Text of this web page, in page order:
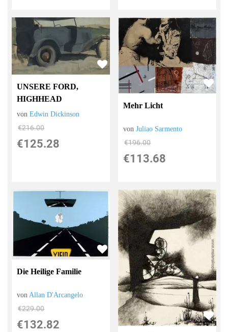
UNSERE FORD,
HIGHHEAD
vonEdwin Dickinson
€216.00
€125.28
Mehr Licht
vonJuliao Sarmento
€196.00
€113.68
Die Heilige Familie
vonAllan D'Arcangelo
€229.00
€132.82